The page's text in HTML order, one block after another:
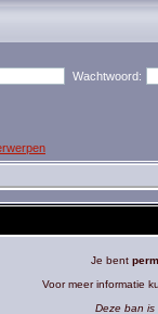
Wachtwoord:
Je bent
Voor meer informatie
Deze ban is